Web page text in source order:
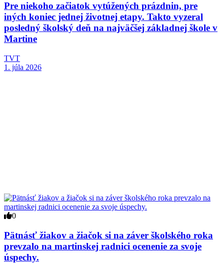
Pre niekoho začiatok vytúžených prázdnin, pre
iných koniec jednej životnej etapy. Takto vyzeral
posledný školský deň na najväčšej základnej škole v
Martine
TVT
1. júla 2026
0
Pätnásť žiakov a žiačok si na záver školského roka
prevzalo na martinskej radnici ocenenie za svoje
úspechy.